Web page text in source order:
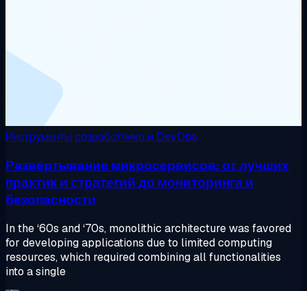
Инструменты разработчика и DevOps
Развёртывание микросервисов: от лучших
практик и стратегий до мониторинга и
безопасности
In the ‘60s and ‘70s, monolithic architecture was favored
for developing applications due to limited computing
resources, which required combining all functionalities
into a single